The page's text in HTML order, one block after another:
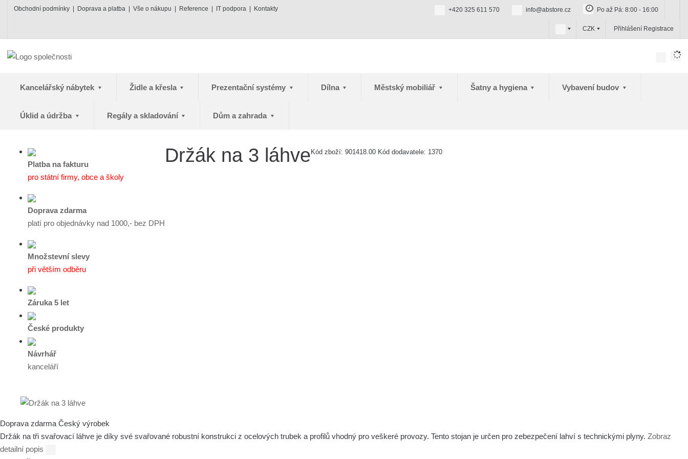
Obchodní podmínky Doprava a platba Vše o nákupu Reference IT podpora Kontakty +420 325 611 570 info@abstore.cz Po až Pá: 8:00 - 16:00
c
z
CZK Přihlášení Registrace
Kancelářský nábytek Židle a křesla Prezentační systémy Dílna Městský mobiliář Šatny a hygiena Vybavení budov
Úklid a údržba Regály a skladování Dům a zahrada
Platba na fakturu
pro státní firmy, obce a školy
Doprava zdarma
platí pro objednávky nad 1000,- bez DPH
Množstevní slevy
při větším odběru
Záruka 5 let
České produkty
Návrhář
kanceláří
Držák na 3 láhve Kód zboží:901418.00 Kód dodavatele: 1370
Doprava zdarma Český výrobek
Držák na tři svařovací láhve je díky své svařované robustní konstrukci z ocelových trubek a profilů vhodný pro veškeré provozy. Tento stojan je určen pro zebezpečení lahví s technickými plyny. Zobraz
detailní popis